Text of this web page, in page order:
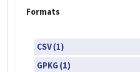
Formats
CSV (1)
GPKG (1)